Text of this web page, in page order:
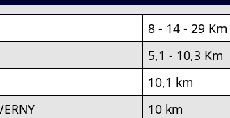
8 - 14 - 29 Km
5,1 - 10,3 Km
10,1 km
10 km